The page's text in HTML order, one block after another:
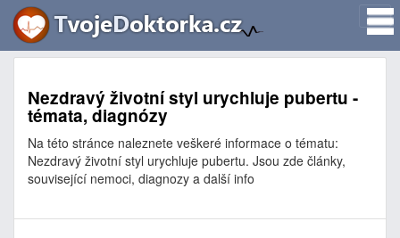
Nezdravý životní styl urychluje pubertu -
témata, diagnózy
Na této stránce naleznete veškeré informace o tématu:
Nezdravý životní styl urychluje pubertu. Jsou zde články,
související nemoci, diagnozy a další info